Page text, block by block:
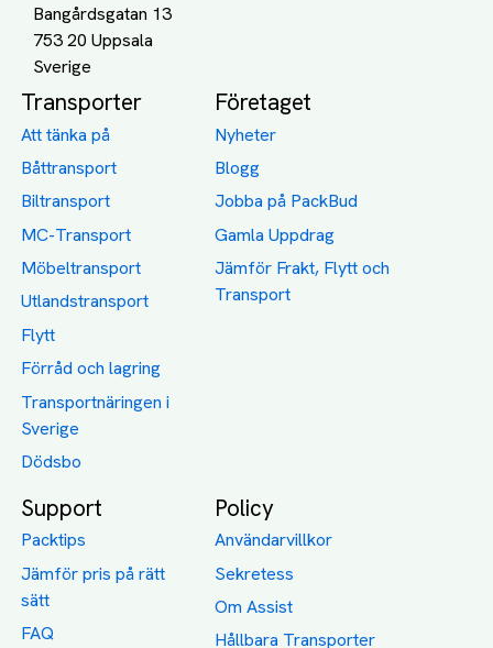
Bangårdsgatan 13
753 20 Uppsala
Transporter
Att tänka på
Båttransport
Biltransport
MC-Transport
Möbeltransport
Utlandstransport
Flytt
Förråd och lagring
Transportnäringen i
Sverige
Dödsbo
Företaget
Nyheter
Blogg
Jobba på PackBud
Gamla Uppdrag
Jämför Frakt, Flytt och
Transport
Support
Packtips
Jämför pris på rätt
sätt
FAQ
Policy
Användarvillkor
Sekretess
Om Assist
Hållbara Transporter